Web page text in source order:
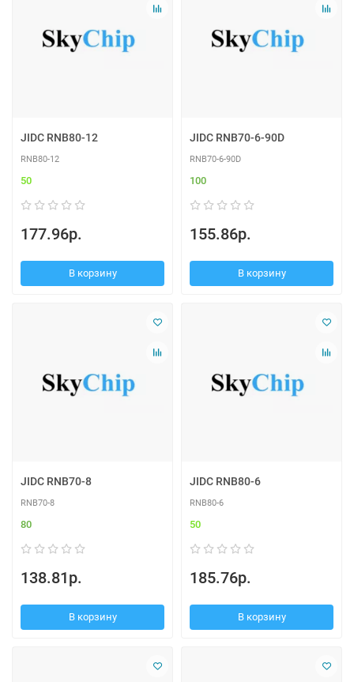
JIDC RNB80-12
RNB80-12
50
177.96р.
В корзину
JIDC RNB70-6-90D
RNB70-6-90D
100
155.86р.
В корзину
JIDC RNB70-8
RNB70-8
80
138.81р.
В корзину
JIDC RNB80-6
RNB80-6
50
185.76р.
В корзину